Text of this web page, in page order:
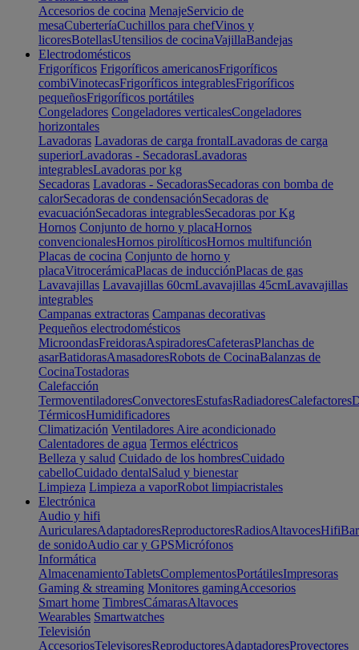
Accesorios de cocina MenajeServicio de
mesaCuberteríaCuchillos para chefVinos y
licoresBotellasUtensilios de cocinaVajillaBandejas
Electrodomésticos
Frigoríficos Frigoríficos americanosFrigoríficos
combiVinotecasFrigoríficos integrablesFrigoríficos
pequeñosFrigoríficos portátiles
Congeladores Congeladores verticalesCongeladores
horizontales
Lavadoras Lavadoras de carga frontalLavadoras de carga
superiorLavadoras - SecadorasLavadoras
integrablesLavadoras por kg
Secadoras Lavadoras - SecadorasSecadoras con bomba de
calorSecadoras de condensaciónSecadoras de
evacuaciónSecadoras integrablesSecadoras por Kg
Hornos Conjunto de horno y placaHornos
convencionalesHornos pirolíticosHornos multifunción
Placas de cocina Conjunto de horno y
placaVitrocerámicaPlacas de inducciónPlacas de gas
Lavavajillas Lavavajillas 60cmLavavajillas 45cmLavavajillas
integrables
Campanas extractoras Campanas decorativas
Pequeños electrodomésticos
MicroondasFreidorasAspiradoresCafeterasPlanchas de
asarBatidorasAmasadoresRobots de CocinaBalanzas de
CocinaTostadoras
Calefacción
TermoventiladoresConvectoresEstufasRadiadoresCalefactores
TérmicosHumidificadores
Climatización Ventiladores Aire acondicionado
Calentadores de agua Termos eléctricos
Belleza y salud Cuidado de los hombresCuidado
cabelloCuidado dentalSalud y bienestar
Limpieza Limpieza a vaporRobot limpiacristales
Electrónica
Audio y hifi
AuricularesAdaptadoresReproductoresRadiosAltavocesHifi
de sonidoAudio car y GPSMicrófonos
Informática
AlmacenamientoTabletsComplementosPortátilesImpresoras
Gaming & streaming Monitores gamingAccesorios
Smart home TimbresCámarasAltavoces
Wearables Smartwatches
Televisión
AccesoriosTelevisoresReproductoresAdaptadoresProyectores